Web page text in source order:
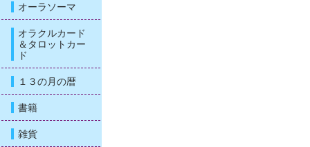
オーラソーマ
オラクルカード
＆タロットカー
ド
１３の月の暦
書籍
雑貨